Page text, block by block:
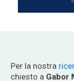
Per la nostra
chiesto a Gabor